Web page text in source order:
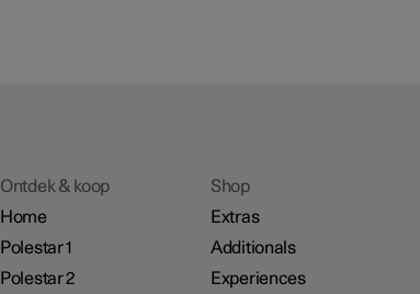
Ontdek & koop
Home
Polestar 1
Polestar 2
Shop
Extras
Additionals
Experiences